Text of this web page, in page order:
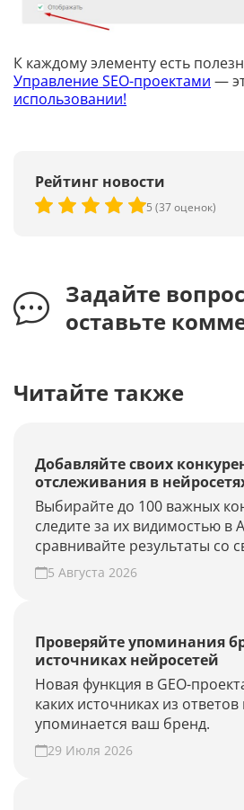
К каждому элементу есть
Управление SEO-проектами —
использовании!
Рейтинг новости
5 (37 оценок)
Задайте
оставьте
Читайте также
Добавляйте своих
отслеживания в
Выбирайте до 100 важных
следите за их видимостью в
сравнивайте результаты со
5 Августа 2026
Проверяйте упоминания
источниках нейросетей
Новая функция в GEO-
каких источниках из
упоминается ваш бренд.
29 Июля 2026